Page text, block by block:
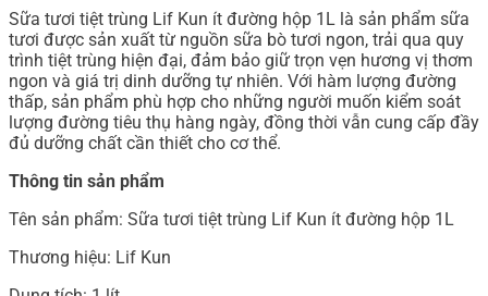
Sữa tươi tiệt trùng Lif Kun ít đường hộp 1L là sản phẩm sữa
tươi được sản xuất từ nguồn sữa bò tươi ngon, trải qua quy
trình tiệt trùng hiện đại, đảm bảo giữ trọn vẹn hương vị thơm
ngon và giá trị dinh dưỡng tự nhiên. Với hàm lượng đường
thấp, sản phẩm phù hợp cho những người muốn kiểm soát
lượng đường tiêu thụ hàng ngày, đồng thời vẫn cung cấp đầy
đủ dưỡng chất cần thiết cho cơ thể.
Thông tin sản phẩm
Tên sản phẩm: Sữa tươi tiệt trùng Lif Kun ít đường hộp 1L
Thương hiệu: Lif Kun